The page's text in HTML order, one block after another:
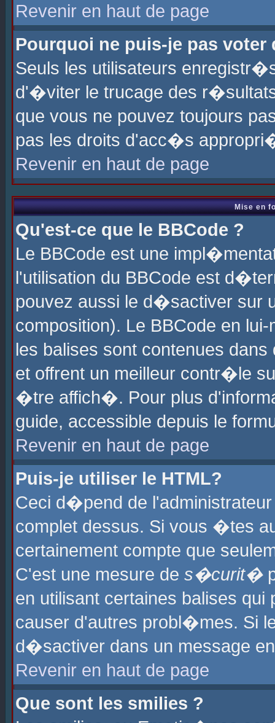
Revenir en haut de page
Pourquoi ne puis-je pas voter
Seuls les utilisateurs
d'�viter le trucage des
que vous ne pouvez toujours
pas les droits d'acc�s
Revenir en haut de page
Mise en
Qu'est-ce que le BBCode ?
Le BBCode est une
l'utilisation du BBCode est
pouvez aussi le d�sactiver sur
composition). Le BBCode en
les balises sont contenues
et offrent un meilleur contr�le
�tre affich�. Pour plus
guide, accessible depuis le
Revenir en haut de page
Puis-je utiliser le HTML?
Ceci d�pend de
complet dessus. Si vous �tes
certainement compte que
C'est une mesure de s�curit�
en utilisant certaines balises
causer d'autres probl�mes. Si
d�sactiver dans un message
Revenir en haut de page
Que sont les smilies ?